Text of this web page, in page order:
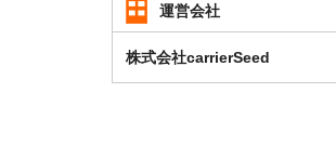
運営会社
株式会社carrierSeed